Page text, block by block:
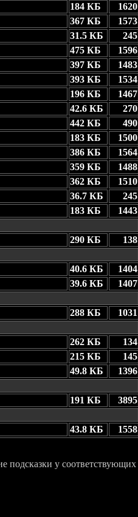
184 КБ
1620
367 КБ
1573
31.5 КБ
245
475 КБ
1596
397 КБ
1483
393 КБ
1534
196 КБ
1467
42.6 КБ
270
442 КБ
490
183 КБ
1500
386 КБ
1564
359 КБ
1488
362 КБ
1510
36.7 КБ
245
183 КБ
1443
290 КБ
138
40.6 КБ
1404
39.6 КБ
1407
288 КБ
1031
262 КБ
134
215 КБ
145
49.8 КБ
1396
191 КБ
3895
43.8 КБ 1558
подсказки у соответствующих